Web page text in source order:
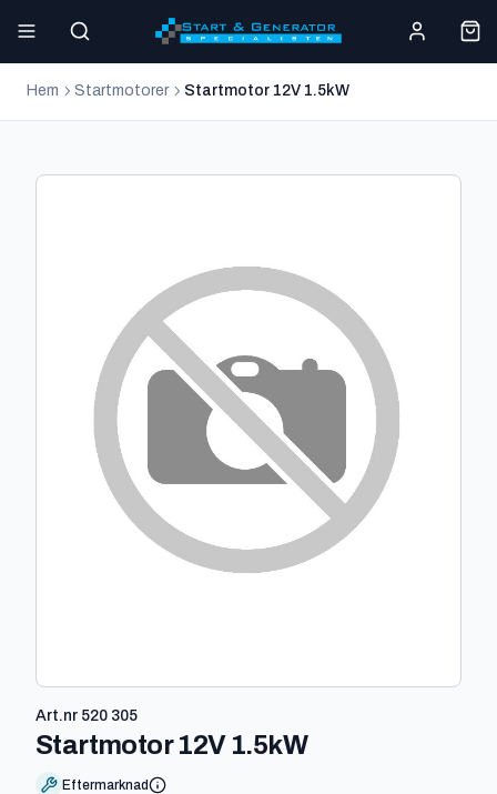
Hem Startmotorer Startmotor 12V 1.5kW
Art.nr 520 305
Startmotor 12V 1.5kW-
Eftermarknad